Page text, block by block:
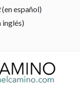
(en español)
inglés)